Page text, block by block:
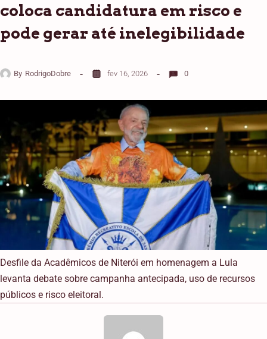
coloca candidatura em risco e
pode gerar até inelegibilidade
By RodrigoDobre fev 16, 2026 0
Desfile da Acadêmicos de Niterói em homenagem a Lula
levanta debate sobre campanha antecipada, uso de recursos
públicos e risco eleitoral.